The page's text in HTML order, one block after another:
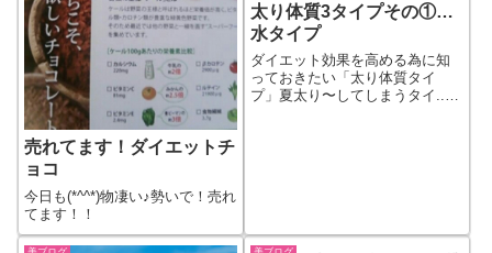
売れてます！ダイエットチ
ョコ
今日も(*^^*)物凄い♪勢いで！売れ
てます！！
太り体質3タイプその①…
水タイプ
ダイエット効果を高める為に知
っておきたい「太り体質タイ
プ」夏太り〜してしまうタイ...